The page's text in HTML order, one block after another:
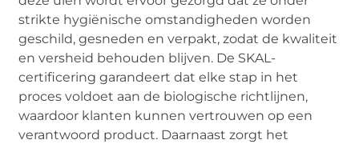
strikte hygiënische omstandigheden worden
geschild, gesneden en verpakt, zodat de kwaliteit
en versheid behouden blijven. De SKAL-
certificering garandeert dat elke stap in het
proces voldoet aan de biologische richtlijnen,
waardoor klanten kunnen vertrouwen op een
verantwoord product. Daarnaast zorgt het